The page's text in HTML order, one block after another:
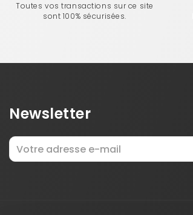
Toutes vos transactions sur ce site
sont 100% sécurisées.
Newsletter